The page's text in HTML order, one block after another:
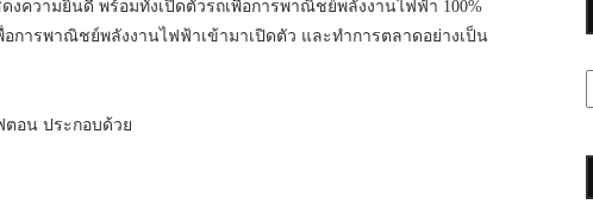
ความยินดี พร้อมทั้งเปิดตัวรถเพื่อการพาณิชย์พลังงานไฟฟ้า 100%
อการพาณิชย์พลังงานไฟฟ้าเข้ามาเปิดตัว และทำการตลาดอย่างเป็น
ตอน ประกอบด้วย